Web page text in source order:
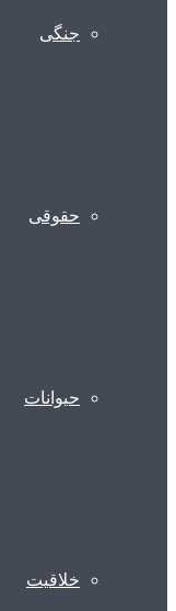
جنگی
حقوقی
حیوانات
خلاقیت